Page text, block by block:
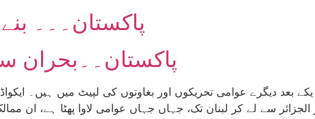
پاکستان۔۔۔
پاکستان۔۔بحران